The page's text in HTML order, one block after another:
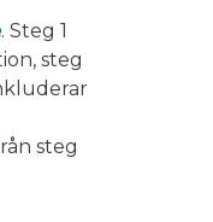
. Steg 1
steg
steg